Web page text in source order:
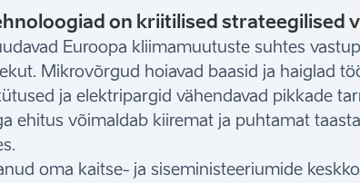
on kriitilised strateegilised
Euroopa kliimamuutuste suhtes
Mikrovõrgud hoiavad baasid ja haiglad
ja elektripargid vähendavad pikkade
ehitus võimaldab kiiremat ja puhtamat
oma kaitse- ja siseministeeriumide